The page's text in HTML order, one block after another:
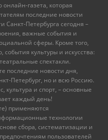
газета, которая
последние новости
Санкт-Петербурга сегодня –
важные события и
сферы. Кроме того,
события культуры и искусства:
спектакли.
последние новости дня,
Петербург, но и всю Россию.
культура и спорт, – основные
каждый день!
применяются
технологии
сбора, систематизации и
пользователей